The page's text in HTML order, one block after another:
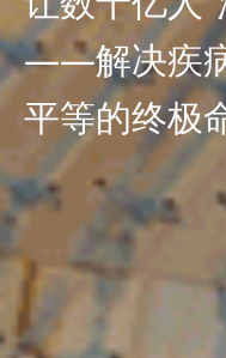
——解决疾
平等的终极